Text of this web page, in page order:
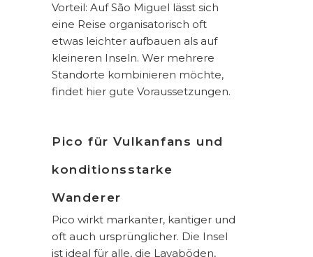
Vorteil: Auf São Miguel lässt sich
eine Reise organisatorisch oft
etwas leichter aufbauen als auf
kleineren Inseln. Wer mehrere
Standorte kombinieren möchte,
findet hier gute Voraussetzungen.
Pico für Vulkanfans und
konditionsstarke
Wanderer
Pico wirkt markanter, kantiger und
oft auch ursprünglicher. Die Insel
ist ideal für alle, die Lavaböden,